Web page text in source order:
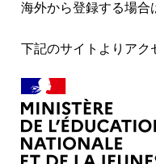
海外から登録する場合
下記のサイトよりアク